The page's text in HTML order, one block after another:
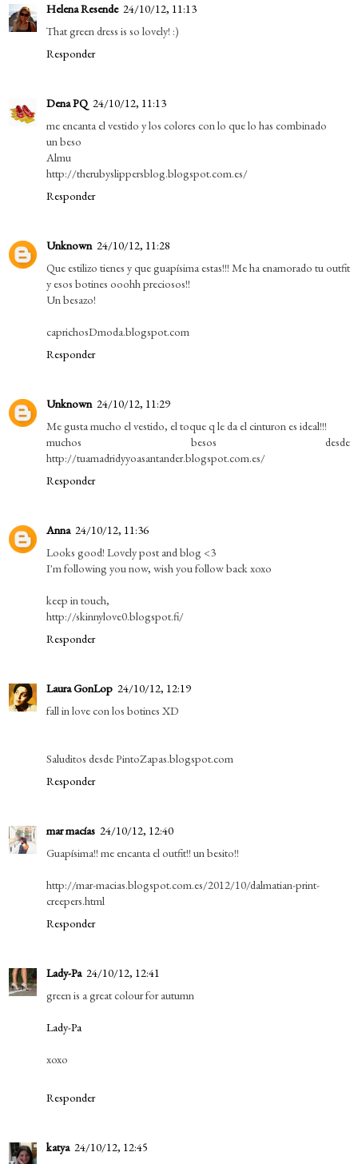
Helena Resende 24/10/12, 11:13
That green dress is so lovely! :)
Responder
Dena PQ 24/10/12, 11:13
me encanta el vestido y los colores con lo que lo has combinado
un beso
Almu
http://therubyslippersblog.blogspot.com.es/
Responder
Unknown 24/10/12, 11:28
Que estilizo tienes y que guapísima estas!!! Me ha enamorado tu outfit
y esos botines ooohh preciosos!!
Un besazo!
caprichosDmoda.blogspot.com
Responder
Unknown 24/10/12, 11:29
Me gusta mucho el vestido, el toque q le da el cinturon es ideal!!!
muchos besos desde
http://tuamadridyyoasantander.blogspot.com.es/
Responder
Anna 24/10/12, 11:36
Looks good! Lovely post and blog <3
I'm following you now, wish you follow back xoxo
keep in touch,
http://skinnylove0.blogspot.fi/
Responder
Laura GonLop 24/10/12, 12:19
fall in love con los botines XD
Saluditos desde PintoZapas.blogspot.com
Responder
mar macías 24/10/12, 12:40
Guapísima!! me encanta el outfit!! un besito!!
http://mar-macias.blogspot.com.es/2012/10/dalmatian-print-
creepers.html
Responder
Lady-Pa 24/10/12, 12:41
green is a great colour for autumn
Lady-Pa
xoxo
Responder
katya 24/10/12, 12:45